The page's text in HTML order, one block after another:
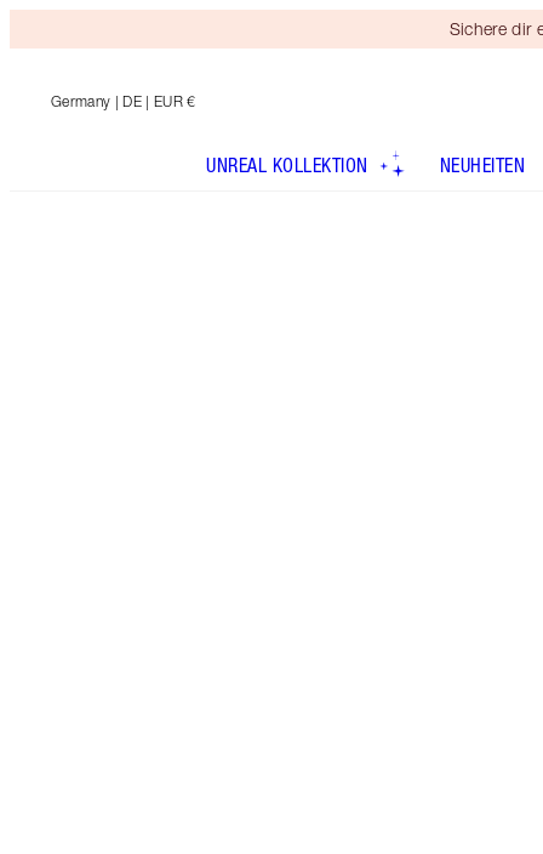
Sichere dir
Germany | DE | EUR €
UNREAL KOLLEKTION NEUHEITEN